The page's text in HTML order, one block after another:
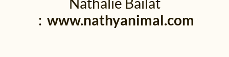
: www.nathyanimal.com